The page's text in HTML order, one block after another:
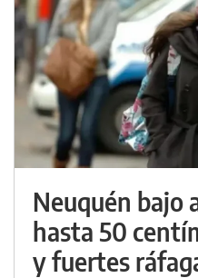
Neuquén bajo
hasta 50
y fuertes